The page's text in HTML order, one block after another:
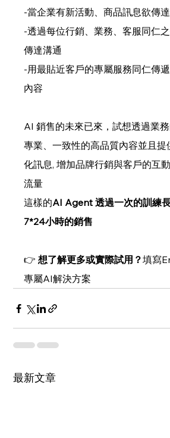
-當企業有新活動、商品訊息欲傳
-透過每位行銷、業務、客服同仁
傳達溝通
-用最貼近客戶的專屬服務同仁傳
內容
AI 銷售的未來已來，試想透過業
專業、一致性的高品質內容並且提
化訊息, 增加品牌行銷與客戶的互
流量
這樣的AI Agent 透過一次的訓練
7*24小時的銷售
👉 想了解更多或實際試用？填寫
專屬AI解決方案
最新文章